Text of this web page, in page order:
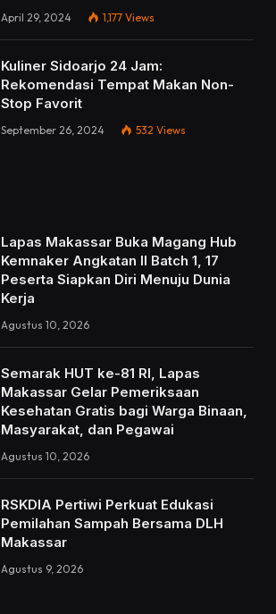
April 29, 2024 1,177 Views
Kuliner Sidoarjo 24 Jam:
Rekomendasi Tempat Makan Non-
Stop Favorit
September 26, 2024 532 Views
Lapas Makassar Buka Magang Hub
Kemnaker Angkatan II Batch 1, 17
Peserta Siapkan Diri Menuju Dunia
Kerja
Agustus 10, 2026
Semarak HUT ke-81 RI, Lapas
Makassar Gelar Pemeriksaan
Kesehatan Gratis bagi Warga Binaan,
Masyarakat, dan Pegawai
Agustus 10, 2026
RSKDIA Pertiwi Perkuat Edukasi
Pemilahan Sampah Bersama DLH
Makassar
Agustus 9, 2026